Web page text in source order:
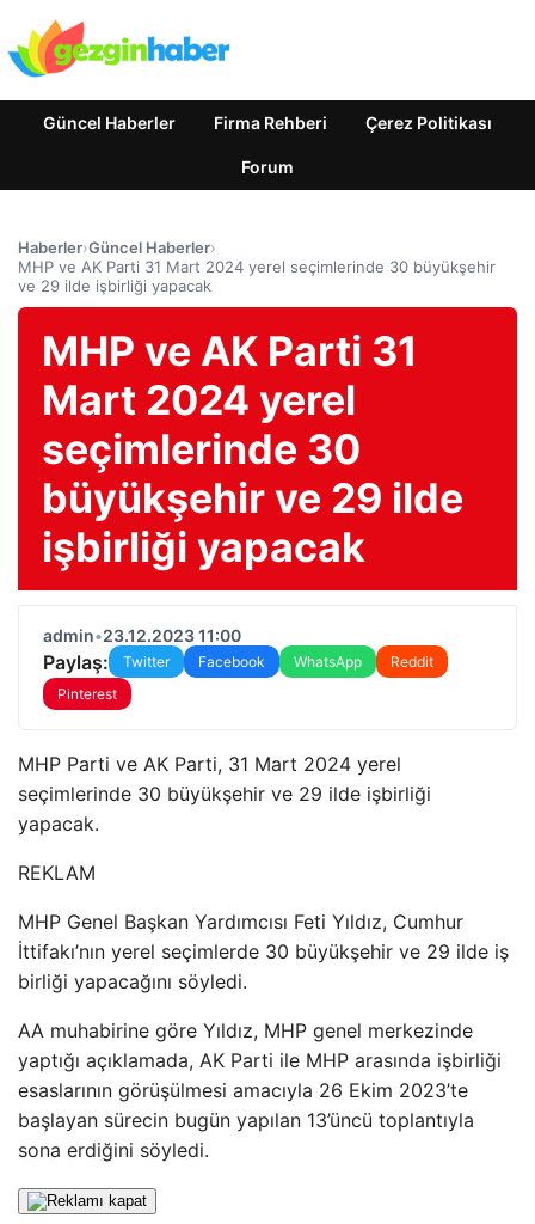
Güncel Haberler Firma Rehberi Çerez Politikası
Forum
Haberler›Güncel Haberler›
MHP ve AK Parti 31 Mart 2024 yerel seçimlerinde 30 büyükşehir
ve 29 ilde işbirliği yapacak
MHP ve AK Parti 31
Mart 2024 yerel
seçimlerinde 30
büyükşehir ve 29 ilde
işbirliği yapacak
admin•23.12.2023 11:00
Paylaş: Twitter Facebook WhatsApp
Reddit
Pinterest
MHP Parti ve AK Parti, 31 Mart 2024 yerel
seçimlerinde 30 büyükşehir ve 29 ilde işbirliği
yapacak.
REKLAM
MHP Genel Başkan Yardımcısı Feti Yıldız, Cumhur
İttifakı’nın yerel seçimlerde 30 büyükşehir ve 29 ilde iş
birliği yapacağını söyledi.
AA muhabirine göre Yıldız, MHP genel merkezinde
yaptığı açıklamada, AK Parti ile MHP arasında işbirliği
esaslarının görüşülmesi amacıyla 26 Ekim 2023’te
başlayan sürecin bugün yapılan 13’üncü toplantıyla
sona erdiğini söyledi.